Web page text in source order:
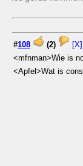
#108 (2)
[X]
<mfnman>Wie is
<Apfel>Wat is